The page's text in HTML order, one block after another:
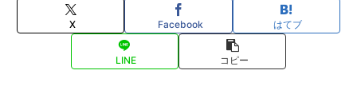
X Facebook はてブ
LINE コピー